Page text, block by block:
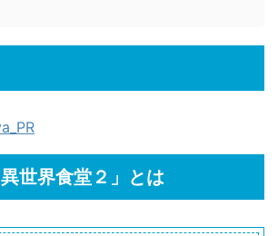
世界食堂２」とは